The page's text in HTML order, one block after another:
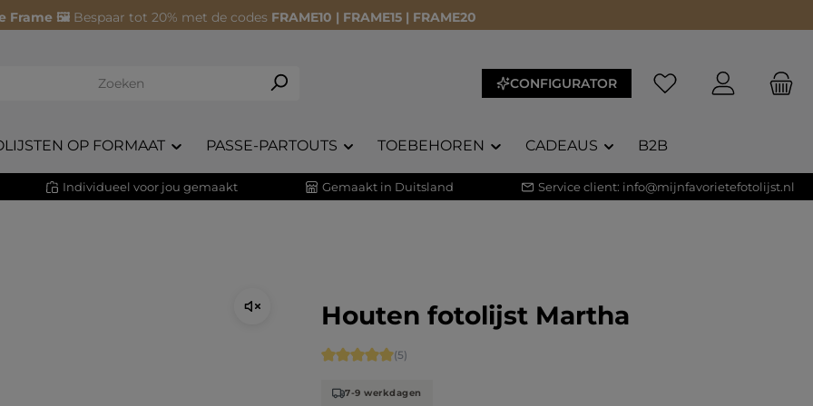
Frame 🖼️ Bespaar tot 20% met de codes FRAME10 | FRAME15 | FRAME20
CONFIGURATOR
OP FORMAAT PASSE-PARTOUTS TOEBEHOREN CADEAUS B2B
Individueel voor jou gemaakt Gemaakt in Duitsland Service client: info@mijnfavorietefotolijst.nl
Houten fotolijst Martha
Gemiddelde waardering van 5 van 5 sterren
(5)
7-9 werkdagen